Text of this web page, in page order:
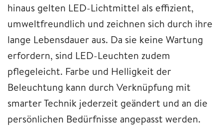
hinaus gelten LED-Lichtmittel als effizient,
umweltfreundlich und zeichnen sich durch ihre
lange Lebensdauer aus. Da sie keine Wartung
erfordern, sind LED-Leuchten zudem
pflegeleicht. Farbe und Helligkeit der
Beleuchtung kann durch Verknüpfung mit
smarter Technik jederzeit geändert und an die
persönlichen Bedürfnisse angepasst werden.